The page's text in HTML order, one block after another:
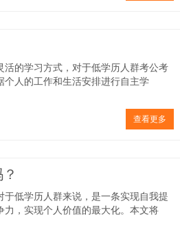
的学习方式，对于低学历人群考公考
人的工作和生活安排进行自主学
查看更多
低学历人群来说，是一条实现自我提
，实现个人价值的最大化。本文将